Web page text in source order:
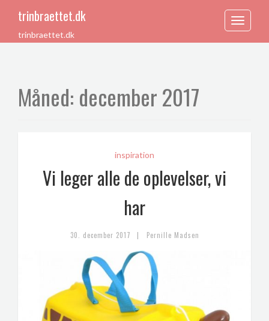
trinbraettet.dk
trinbraettet.dk
Toggle
Måned: december 2017
inspiration
Vi leger alle de oplevelser, vi
har
30. december 2017 | Pernille Madsen